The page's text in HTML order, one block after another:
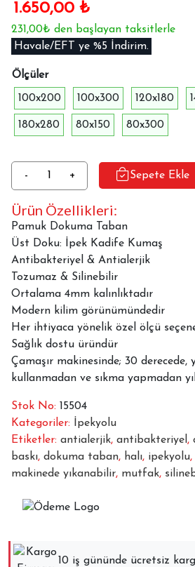
1.650,00 ₺
231,00₺ den başlayan taksitlerle
Havale/EFT ye %5 İndirim.
Ölçüler
100x200 100x300 120x180
180x280 80x150 80x300
-
Dekoratif
Halı
Dokuma
Taban
İpekyolu
MVH-
1955
adet
+ Sepete Ekle
Ürün Özellikleri:
Pamuk Dokuma Taban
Üst Doku: İpek Kadife Kumaş
Antibakteriyel & Antialerjik
Tozumaz & Silinebilir
Ortalama 4mm kalınlıktadır
Modern kilim görünümündedir
Her ihtiyaca yönelik özel ölçü
Sağlık dostu üründür
Çamaşır makinesinde; 30 derecede,
kullanmadan ve sıkma yapmadan
Stok No: 15504
Kategoriler:
İpekyolu
Etiketler: antialerjik, antibakteriyel ,
baskı, dokuma taban, halı, ipekyolu,
makinede yıkanabilir, mutfak,
10 iş gününde ücretsiz